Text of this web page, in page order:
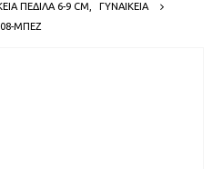
ΠΕΔΙΛΑ 6-9 CM
ΓΥΝΑΙΚΕΙΑ
ΜΠΕΖ